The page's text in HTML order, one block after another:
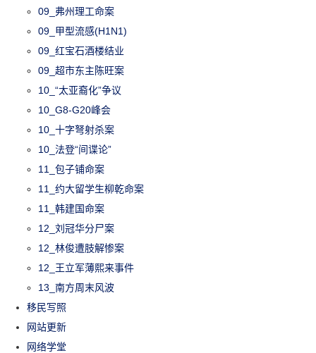
09_弗州理工命案
09_甲型流感(H1N1)
09_红宝石酒楼结业
09_超市东主陈旺案
10_“太亚裔化”争议
10_G8-G20峰会
10_十字弩射杀案
10_法登“间谍论”
11_包子铺命案
11_约大留学生柳乾命案
11_韩建国命案
12_刘冠华分尸案
12_林俊遭肢解惨案
12_王立军薄熙来事件
13_南方周末风波
移民写照
网站更新
网络学堂